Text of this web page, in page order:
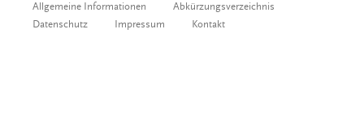
Allgemeine Informationen
Abkürzungsverzeichnis
Datenschutz
Impressum Kontakt